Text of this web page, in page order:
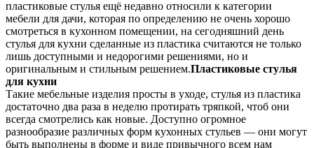
пластиковые стулья ещё недавно относили к категории
мебели для дачи, которая по определению не очень хорошо
смотреться в кухонном помещении, на сегодняшний день
стулья для кухни сделанные из пластика считаются не только
лишь доступными и недорогими решениями, но и
оригинальным и стильным решением.Пластиковые стулья
для кухни
Такие мебельные изделия просты в уходе, стулья из пластика
достаточно два раза в неделю протирать тряпкой, чтоб они
всегда смотрелись как новые. Доступно огромное
разнообразие различных форм кухонных стульев — они могут
быть выполнены в форме и виде привычного всем нам